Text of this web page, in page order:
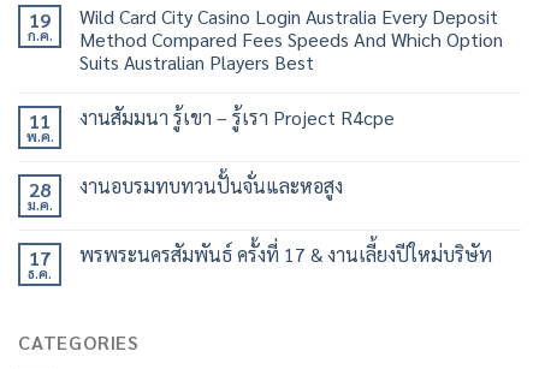
19
ก.ค.
Wild Card City Casino Login Australia Every Deposit
Method Compared Fees Speeds And Which Option
Suits Australian Players Best
11
พ.ค.
งานสัมมนา รู้เขา – รู้เรา Project R4cpe
28
ม.ค.
งานอบรมทบทวนปั้นจั่นและหอสูง
17
ธ.ค.
พรพระนครสัมพันธ์ ครั้งที่ 17 & งานเลี้ยงปีใหม่บริษัท
CATEGORIES